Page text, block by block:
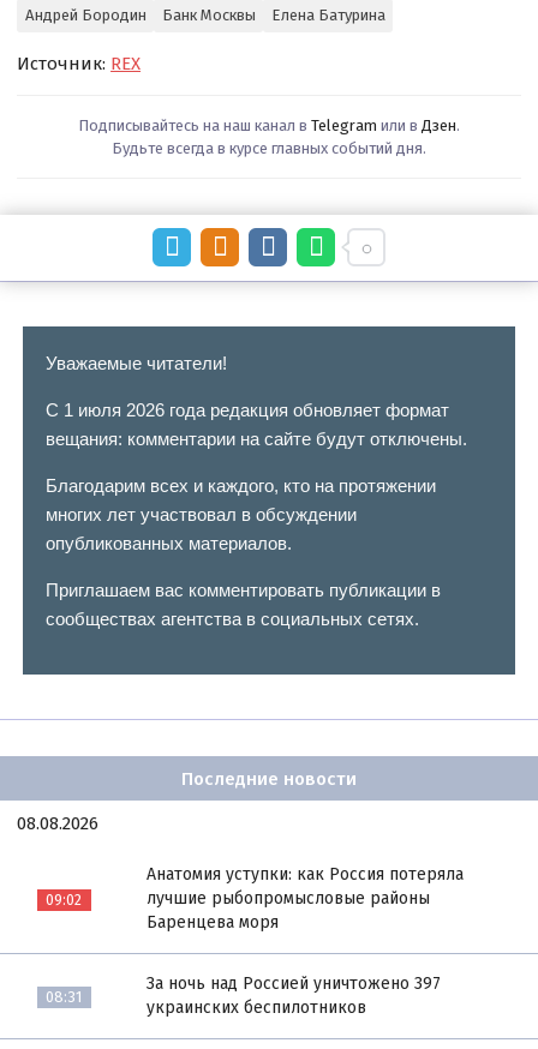
Андрей Бородин Банк Москвы Елена Батурина
Источник: REX
Подписывайтесь на наш канал в Telegram или в Дзен.
Будьте всегда в курсе главных событий дня.
Уважаемые читатели!
С 1 июля 2026 года редакция обновляет формат
вещания: комментарии на сайте будут отключены.
Благодарим всех и каждого, кто на протяжении
многих лет участвовал в обсуждении
опубликованных материалов.
Приглашаем вас комментировать публикации в
сообществах агентства в социальных сетях.
Последние новости
08.08.2026
09:02
Анатомия уступки: как Россия потеряла
лучшие рыбопромысловые районы
Баренцева моря
08:31
За ночь над Россией уничтожено 397
украинских беспилотников